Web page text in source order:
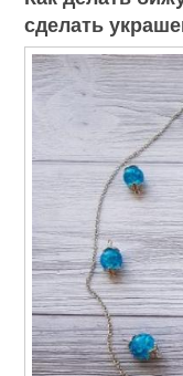
сделать